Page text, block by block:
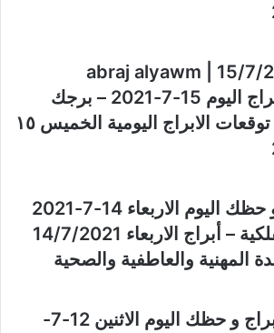
حظك اليوم 15/7/2021 | abraj alyawm
15/7/2021 – ابراج اليوم 15-7-2021 – برجك
اليوم الخميس – توقعات الابراج اليومية الخميس ١٥
توقعات الابراج و حظك اليوم الاربعاء 14-7-2021
لجميع الأبراج الفلكية – أبراج الاربعاء 14/7/2021
المهنية والعاطفية والصحية
نقدم توقعات الابراج و حظك اليوم الاثنين 12-7-